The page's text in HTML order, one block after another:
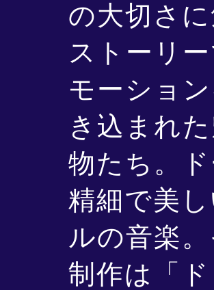
の大切さ
ストーリー
モーショ
き込まれ
物たち。
精細で美
ルの音楽
制作は「